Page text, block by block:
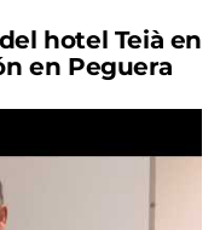
hotel Teià en
en Peguera